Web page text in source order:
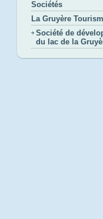
Sociétés
La Gruyère
Société de
du lac de la